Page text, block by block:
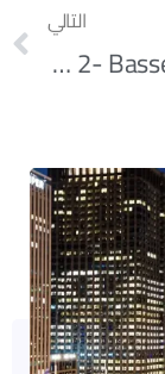
التالي
Episode 2- Bassel Madani